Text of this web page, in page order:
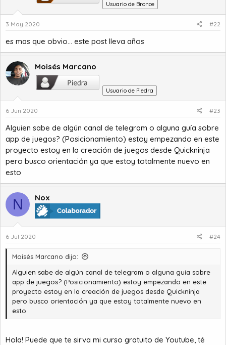
Usuario de Bronce
3 May 2020 #22
es mas que obvio... este post lleva años
Moisés Marcano
Usuario de Piedra
6 Jun 2020 #23
Alguien sabe de algún canal de telegram o alguna guía sobre
app de juegos? (Posicionamiento) estoy empezando en este
proyecto estoy en la creación de juegos desde Quickninja
pero busco orientación ya que estoy totalmente nuevo en
esto
N Nox
6 Jul 2020 #24
Moisés Marcano dijo:
Alguien sabe de algún canal de telegram o alguna guía sobre
app de juegos? (Posicionamiento) estoy empezando en este
proyecto estoy en la creación de juegos desde Quickninja
pero busco orientación ya que estoy totalmente nuevo en
esto
Hola! Puede que te sirva mi curso gratuito de Youtube, té